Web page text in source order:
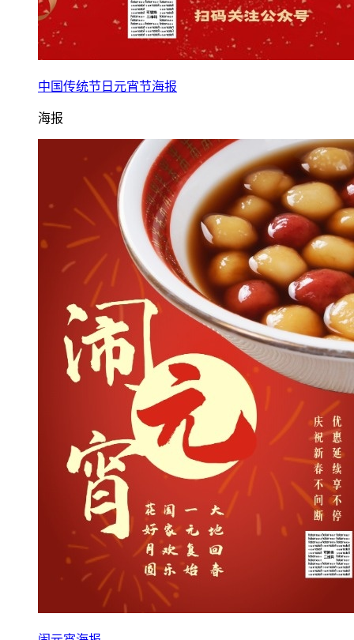
中国传统节日元宵节海报
海报